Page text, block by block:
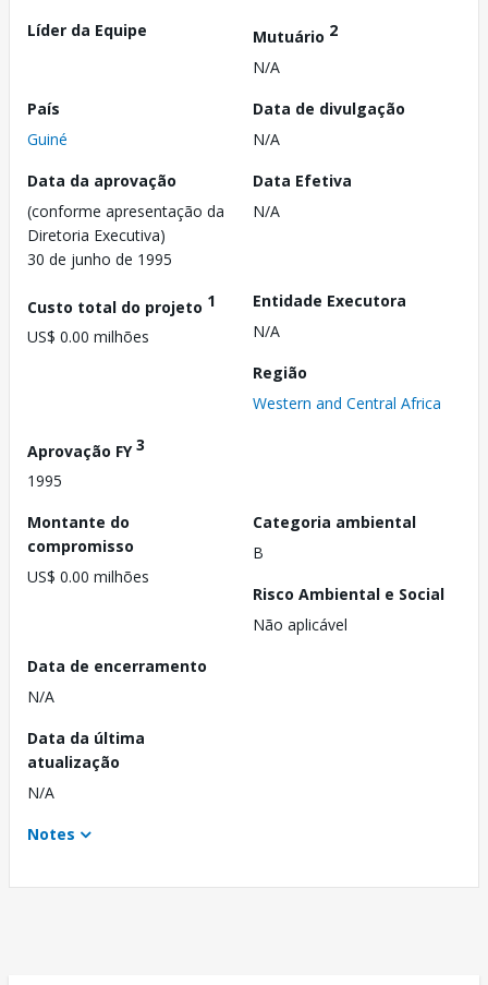
Líder da Equipe
Mutuário 2
N/A
País
Guiné
Data de divulgação
N/A
Data da aprovação
(conforme apresentação da
Diretoria Executiva)
30 de junho de 1995
Data Efetiva
N/A
Custo total do projeto 1
US$ 0.00 milhões
Entidade Executora
N/A
Região
Western and Central Africa
Aprovação FY3
1995
Montante do
compromisso
US$ 0.00 milhões
Categoria ambiental
B
Risco Ambiental e Social
Não aplicável
Data de encerramento
N/A
Data da última
atualização
N/A
Notes